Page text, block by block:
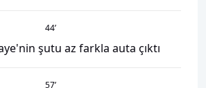
44’
şutu az farkla auta çıktı
57’